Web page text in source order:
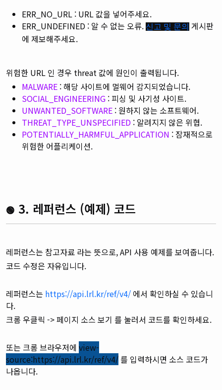
ERR_NO_URL : URL 값을 넣어주세요.
ERR_UNDEFINED : 알 수 없는 오류. 신고 및 문의 게시판
에 제보해주세요.
위험한 URL 인 경우 threat 값에 원인이 출력됩니다.
MALWARE : 해당 사이트에 멀웨어 감지되었습니다.
SOCIAL_ENGINEERING : 피싱 및 사기성 사이트.
UNWANTED_SOFTWARE : 원하지 않는 소프트웨어.
THREAT_TYPE_UNSPECIFIED : 알려지지 않은 위협.
POTENTIALLY_HARMFUL_APPLICATION : 잠재적으로
위험한 어플리케이션.
🟢 3. 레퍼런스 (예제) 코드
레퍼런스는 참고자료 라는 뜻으로, API 사용 예제를 보여줍니다.
코드 수정은 자유입니다.
레퍼런스는 https://api.lrl.kr/ref/v4/ 에서 확인하실 수 있습니
다.
크롬 우클릭 -> 페이지 소스 보기 를 눌러서 코드를 확인하세요.
또는 크롬 브라우저에 view-
source:https://api.lrl.kr/ref/v4/를 입력하시면 소스 코드가
나옵니다.